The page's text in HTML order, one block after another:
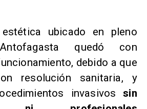
ubicado en pleno
quedó con
debido a que
resolución sanitaria, y
invasivos sin